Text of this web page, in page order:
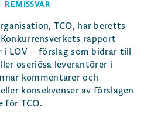
REMISSVAR
TCO, har beretts
rapport
LOV – förslag som bidrar till
oseriösa leverantörer i
kommentarer och
konsekvenser av förslagen
för TCO.